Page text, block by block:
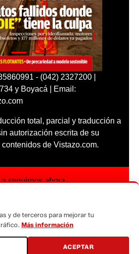
- (042) 2327200 |
y Boyacá | Email:
total, parcial y traducción a
autorización escrita de su
de Vistazo.com.
seguirnos ahora
a:
y de terceros para mejorar tu
Más información
ACEPTAR